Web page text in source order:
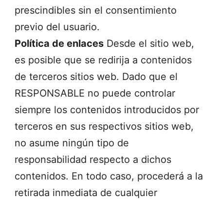
prescindibles sin el consentimiento
previo del usuario.
Política de enlaces Desde el sitio web,
es posible que se redirija a contenidos
de terceros sitios web. Dado que el
RESPONSABLE no puede controlar
siempre los contenidos introducidos por
terceros en sus respectivos sitios web,
no asume ningún tipo de
responsabilidad respecto a dichos
contenidos. En todo caso, procederá a la
retirada inmediata de cualquier